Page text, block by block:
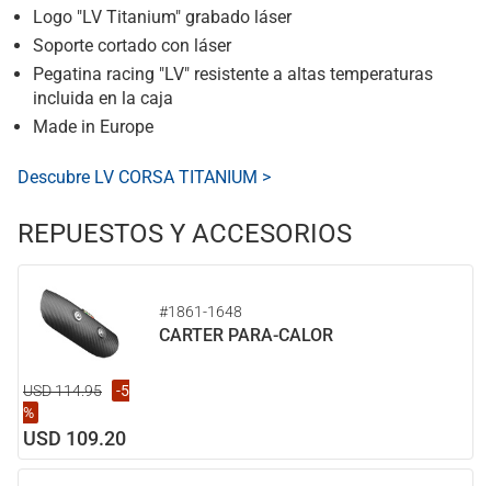
Logo "LV Titanium" grabado láser
Soporte cortado con láser
Pegatina racing "LV" resistente a altas temperaturas
incluida en la caja
Made in Europe
Descubre LV CORSA TITANIUM >
REPUESTOS Y ACCESORIOS
#1861-1648
CARTER PARA-CALOR
USD 114.95
-5
%
USD 109.20